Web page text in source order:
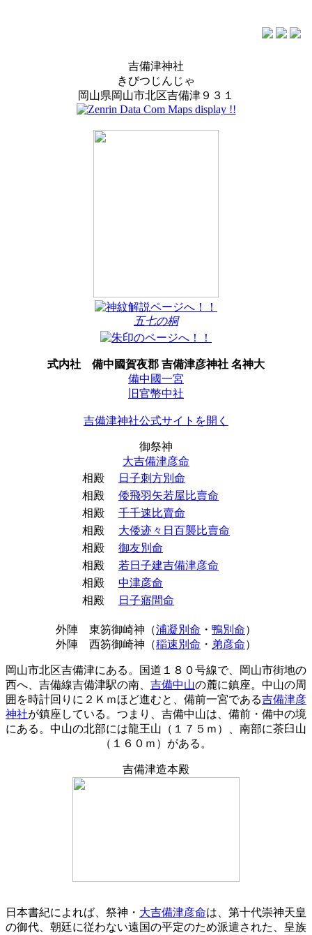
吉備津神社
きびつじんじゃ
岡山県岡山市北区吉備津９３１
五七の桐
式内社
備中國賀夜郡 吉備津彦神社 名神大
備中國一宮
旧官幣中社
吉備津神社公式サイトを開く
御祭神
大吉備津彦命
相殿
日子刺方別命
相殿
倭飛羽矢若屋比賣命
相殿
千千速比賣命
相殿
大倭迹々日百襲比賣命
相殿
御友別命
相殿
若日子建吉備津彦命
相殿
中津彦命
相殿
日子寤間命
外陣 東笏御崎神（浦凝別命 ・ 鴨別命）
外陣 西笏御崎神（稲速別命 ・ 弟彦命）
岡山市北区吉備津にある。国道１８０号線で、岡山市街地の
西へ、吉備線吉備津駅の南、 吉備中山の麓に鎮座。中山の周
囲を時計回りに２Ｋｍほど進むと、備前一宮である吉備津彦
神社が鎮座している。つまり、吉備中山は、備前・備中の境
にある。中山の北部には龍王山（１７５ｍ）、南部に茶臼山
（１６０ｍ）がある。
吉備津造本殿
日本書紀によれば、祭神・ 大吉備津彦命は、第十代崇神天皇
の御代、朝廷に従わない遠国の平定のため派遣された、皇族